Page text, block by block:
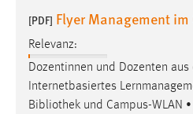
[PDF] Flyer Management
Relevanz:
Dozentinnen und Dozenten aus
Internetbasiertes
Bibliothek und Campus-WLAN